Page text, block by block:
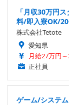
「月収30万円
料/即入寮OK/
株式会社Tetote
愛知県
月給27万円
正社員
ゲーム/システ